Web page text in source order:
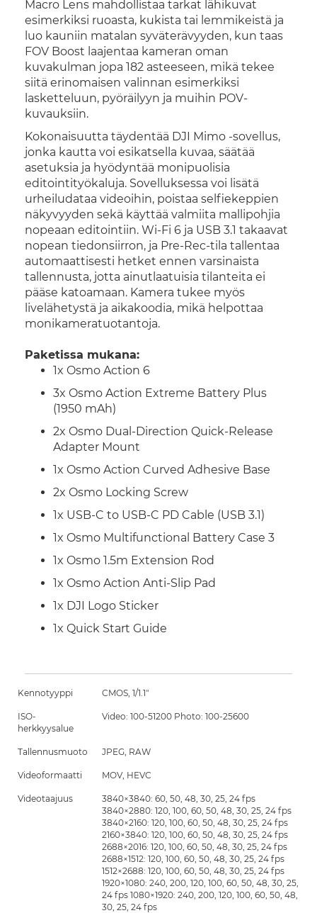
Macro Lens mahdollistaa tarkat lähikuvat
esimerkiksi ruoasta, kukista tai lemmikeistä ja
luo kauniin matalan syväterävyyden, kun taas
FOV Boost laajentaa kameran oman
kuvakulman jopa 182 asteeseen, mikä tekee
siitä erinomaisen valinnan esimerkiksi
lasketteluun, pyöräilyyn ja muihin POV-
kuvauksiin.
Kokonaisuutta täydentää DJI Mimo -sovellus,
jonka kautta voi esikatsella kuvaa, säätää
asetuksia ja hyödyntää monipuolisia
editointityökaluja. Sovelluksessa voi lisätä
urheiludataa videoihin, poistaa selfiekeppien
näkyvyyden sekä käyttää valmiita mallipohjia
nopeaan editointiin. Wi-Fi 6 ja USB 3.1 takaavat
nopean tiedonsiirron, ja Pre-Rec-tila tallentaa
automaattisesti hetket ennen varsinaista
tallennusta, jotta ainutlaatuisia tilanteita ei
pääse katoamaan. Kamera tukee myös
livelähetystä ja aikakoodia, mikä helpottaa
monikameratuotantoja.
Paketissa mukana:
1x Osmo Action 6
3x Osmo Action Extreme Battery Plus
(1950 mAh)
2x Osmo Dual-Direction Quick-Release
Adapter Mount
1x Osmo Action Curved Adhesive Base
2x Osmo Locking Screw
1x USB-C to USB-C PD Cable (USB 3.1)
1x Osmo Multifunctional Battery Case 3
1x Osmo 1.5m Extension Rod
1x Osmo Action Anti-Slip Pad
1x DJI Logo Sticker
1x Quick Start Guide
Kennotyyppi CMOS, 1/1.1"
ISO-
herkkyysalue
Video: 100-51200 Photo: 100-25600
Tallennusmuoto JPEG, RAW
Videoformaatti MOV, HEVC
Videotaajuus
3840×3840: 60, 50, 48, 30, 25, 24 fps
3840×2880: 120, 100, 60, 50, 48, 30, 25, 24 fps
3840×2160: 120, 100, 60, 50, 48, 30, 25, 24 fps
2160×3840: 120, 100, 60, 50, 48, 30, 25, 24 fps
2688×2016: 120, 100, 60, 50, 48, 30, 25, 24 fps
2688×1512: 120, 100, 60, 50, 48, 30, 25, 24 fps
1512×2688: 120, 100, 60, 50, 48, 30, 25, 24 fps
1920×1080: 240, 200, 120, 100, 60, 50, 48, 30, 25,
24 fps 1080×1920: 240, 200, 120, 100, 60, 50, 48,
30, 25, 24 fps